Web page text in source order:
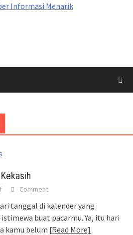
Comment
tanggal di kalender yang
buat pacarmu. Ya, itu hari
kamu belum [Read More]